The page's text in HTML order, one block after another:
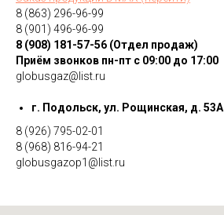
8 (863) 296-96-99
8 (901) 496-96-99
8 (908) 181-57-56 (Отдел продаж)
Приём звонков пн-пт с 09:00 до 17:00
globusgaz@list.ru
г. Подольск, ул. Рощинская, д. 53А
8 (926) 795-02-01
8 (968) 816-94-21
globusgazop1@list.ru